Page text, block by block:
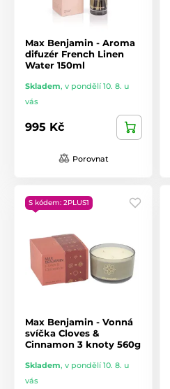
Max Benjamin - Aroma
difuzér French Linen
Water 150ml
Skladem, v pondělí 10. 8. u
vás
995 Kč
Porovnat
S kódem: 2PLUS1
Max Benjamin - Vonná
svíčka Cloves &
Cinnamon 3 knoty 560g
Skladem, v pondělí 10. 8. u
vás